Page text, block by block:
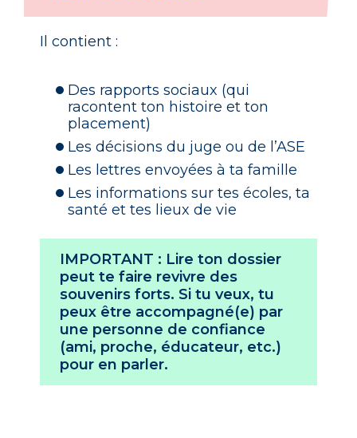
Il contient :
Des rapports sociaux (qui
racontent ton histoire et ton
placement)
Les décisions du juge ou de l’ASE
Les lettres envoyées à ta famille
Les informations sur tes écoles, ta
santé et tes lieux de vie
IMPORTANT : Lire ton dossier
peut te faire revivre des
souvenirs forts. Si tu veux, tu
peux être accompagné(e) par
une personne de confiance
(ami, proche, éducateur, etc.)
pour en parler.